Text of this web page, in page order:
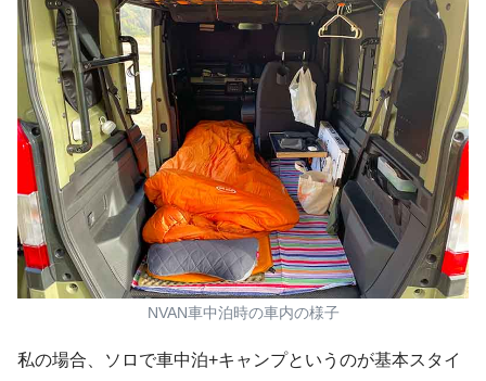
NVAN車中泊時の車内の様子
私の場合、ソロで車中泊+キャンプというのが基本スタイ